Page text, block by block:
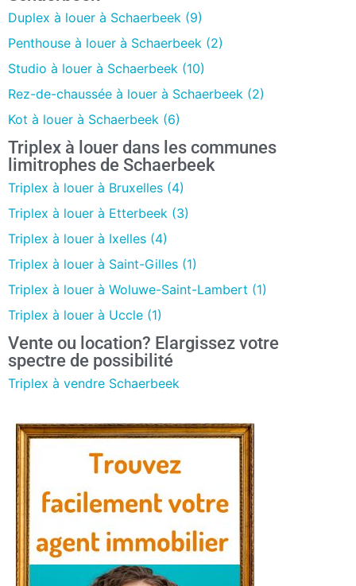
Duplex à louer à Schaerbeek (9)
Penthouse à louer à Schaerbeek (2)
Studio à louer à Schaerbeek (10)
Rez-de-chaussée à louer à Schaerbeek (2)
Kot à louer à Schaerbeek (6)
Triplex à louer dans les communes
limitrophes de Schaerbeek
Triplex à louer à Bruxelles (4)
Triplex à louer à Etterbeek (3)
Triplex à louer à Ixelles (4)
Triplex à louer à Saint-Gilles (1)
Triplex à louer à Woluwe-Saint-Lambert (1)
Triplex à louer à Uccle (1)
Vente ou location? Elargissez votre
spectre de possibilité
Triplex à vendre Schaerbeek